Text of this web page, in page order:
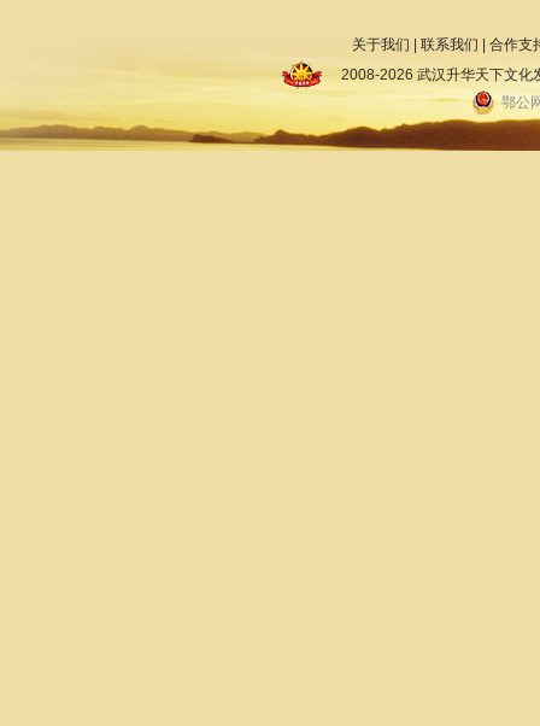
关于我们 联系我们
合作支
2008-2026 武汉升华天下文
鄂公